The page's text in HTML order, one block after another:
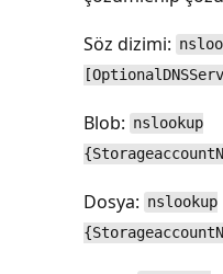
Söz dizimi:
Blob: nslookup
Dosya: nslookup